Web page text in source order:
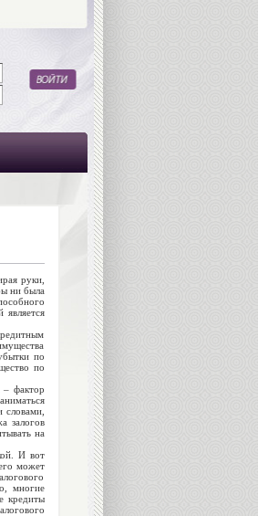
руки,
ни была
по
по
– фактор
залогов
на
И вот
может
многие
кредиты